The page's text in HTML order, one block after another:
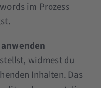
im Prozess
widmest du
Inhalten. Das